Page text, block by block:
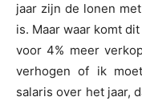
jaar zijn de lonen
is. Maar waar komt
voor 4% meer
verhogen of ik
salaris over het jaar,